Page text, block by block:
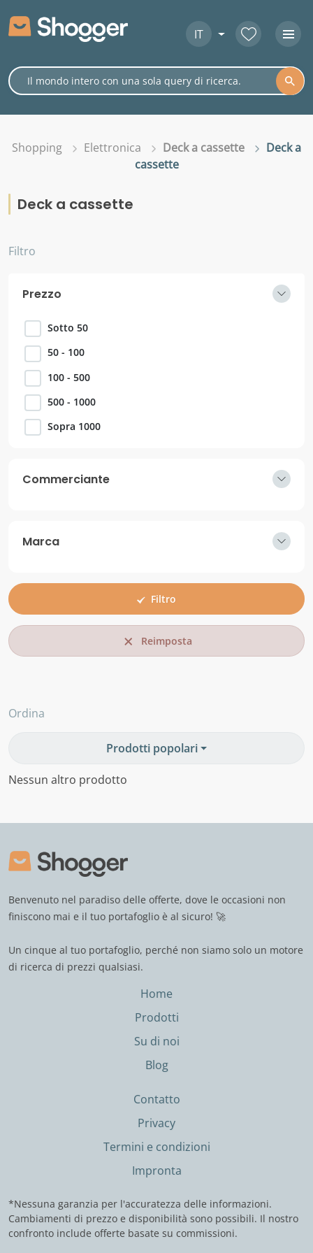
IT
Shopping Elettronica Deck a cassette
Deck a
cassette
Deck a cassette
Filtro
Prezzo
Sotto 50
50 - 100
100 - 500
500 - 1000
Sopra 1000
Commerciante
Marca
Filtro
Reimposta
Ordina
Prodotti popolari
Nessun altro prodotto
Benvenuto nel paradiso delle offerte, dove le occasioni non
finiscono mai e il tuo portafoglio è al sicuro! 🚀
Un cinque al tuo portafoglio, perché non siamo solo un motore
di ricerca di prezzi qualsiasi.
Home
Prodotti
Su di noi
Blog
Contatto
Privacy
Termini e condizioni
Impronta
*Nessuna garanzia per l'accuratezza delle informazioni.
Cambiamenti di prezzo e disponibilità sono possibili. Il nostro
confronto include offerte basate su commissioni.